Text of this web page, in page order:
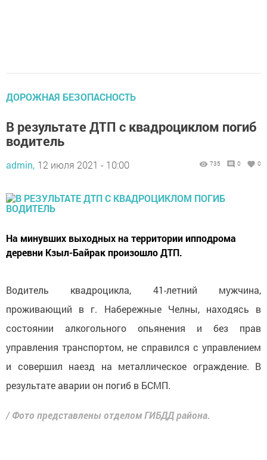
ДОРОЖНАЯ БЕЗОПАСНОСТЬ
В результате ДТП с квадроциклом погиб
водитель
admin, 12 июля 2021 - 10:00 735 0 0
На минувших выходных на территории ипподрома
деревни Кзыл-Байрак произошло ДТП.
Водитель квадроцикла, 41-летний мужчина,
проживающий в г. Набережные Челны, находясь в
состоянии алкогольного опьянения и без прав
управления транспортом, не справился с управлением
и совершил наезд на металлическое ограждение. В
результате аварии он погиб в БСМП.
/ Фото представлены отделом ГИБДД района.